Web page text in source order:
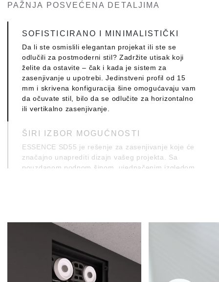
PAŽNJA POSVEĆENA DETALJIMA
SOFISTICIRANO I MINIMALISTIČKI
Da li ste osmislili elegantan projekat ili ste se
odlučili za postmoderni stil? Zadržite utisak koji
želite da ostavite – čak i kada je sistem za
zasenjivanje u upotrebi. Jedinstveni profil od 15
mm i skrivena konfiguracija šine omogućavaju vam
da očuvate stil, bilo da se odlučite za horizontalno
ili vertikalno zasenjivanje.
ŠIRI IZBOR MOGUĆNOSTI
ESSENCE SD55 je rešenje za zasenjivanje koje će
značajno unaprediti dizajn vašeg projekta. Sa
pouzdanom podnom šinom, ujednačenim izgledom
VRHUNSKI IZRAĐENO
Kreiranje sistema za zasenjivanje koji ispunjava
najzahtevnije specifikacije arhitektonskog dizajna
predstavlja još jedan izazov koji ELVIAL spremno
prihvata. Sa vertikalnim ojačanjem horizontalnog
zasenjivanja i obrnuto, ESSENCE SD55 može